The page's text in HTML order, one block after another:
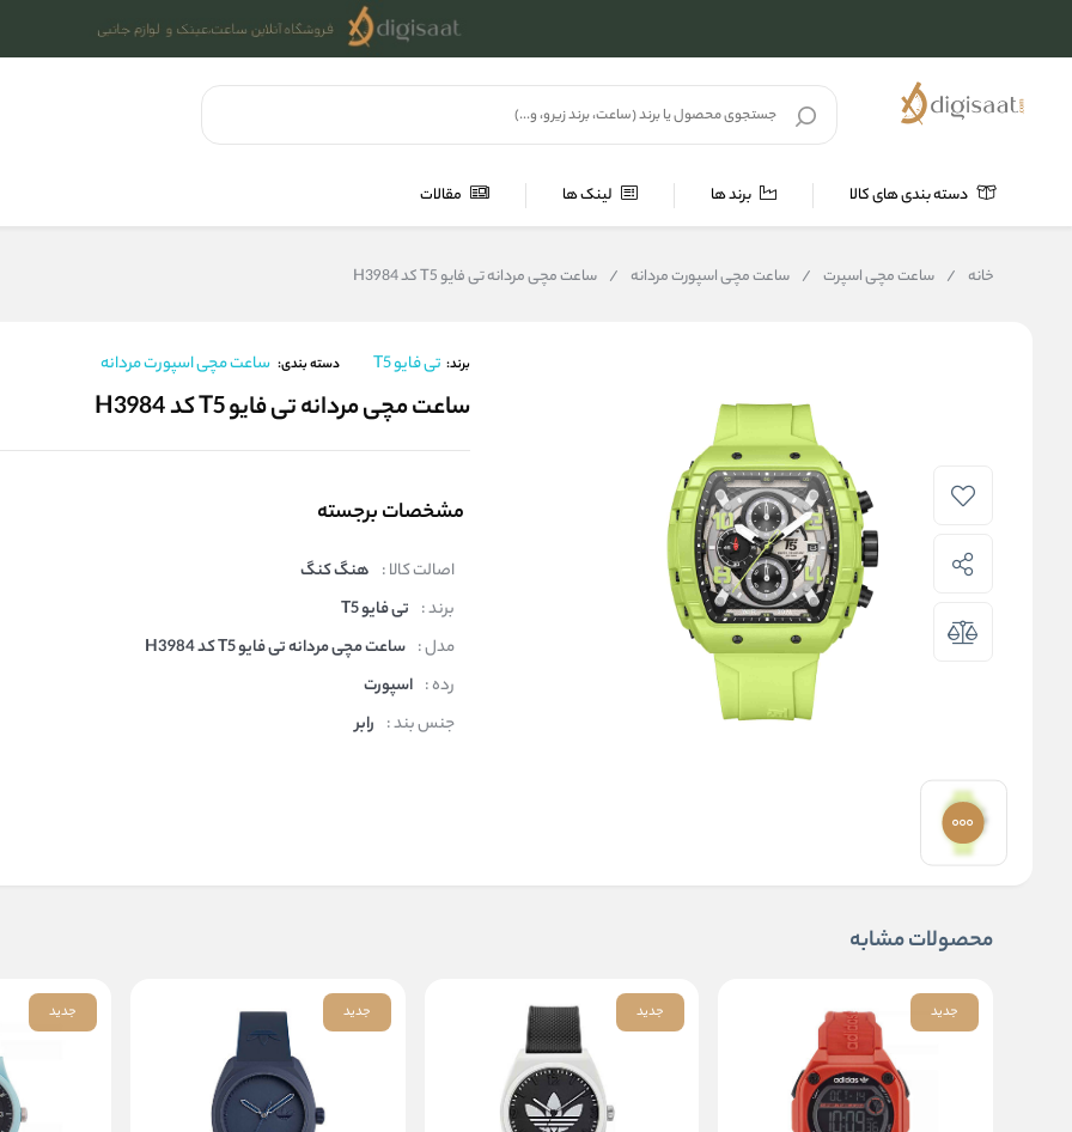
دسته بندی های کالا برند ها لینک ها مقالات
خانه / ساعت مچی اسپرت / ساعت مچی اسپورت مردانه / ساعت مچی مردانه تی فایو T5 کد H3984
برند: تی فایو T5 دسته بندی: ساعت مچی اسپورت مردانه
ساعت مچی مردانه تی فایو T5 کد H3984
مشخصات برجسته
اصالت کالا : هنگ کنگ
برند : تی فایو T5
مدل : ساعت مچی مردانه تی فایو T5 کد H3984
رده : اسپورت
جنس بند : رابر
محصولات مشابه
جدید جدید جدید جدید